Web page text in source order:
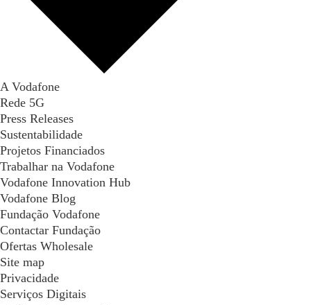
A Vodafone
Rede 5G
Press Releases
Sustentabilidade
Projetos Financiados
Trabalhar na Vodafone
Vodafone Innovation Hub
Vodafone Blog
Fundação Vodafone
Contactar Fundação
Ofertas Wholesale
Site map
Privacidade
Serviços Digitais